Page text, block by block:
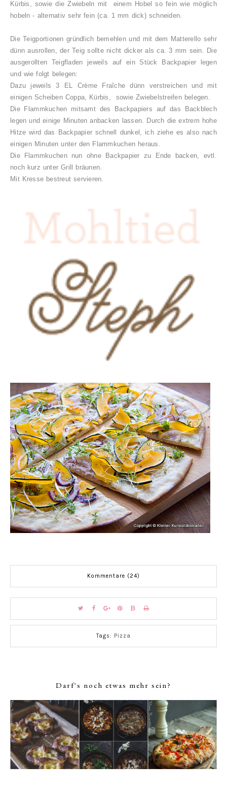
Kürbis, sowie die Zwiebeln mit einem Hobel so fein wie möglich
hobeln - alternativ sehr fein (ca. 1 mm dick) schneiden.
Die Teigportionen gründlich bemehlen und mit dem Matterello sehr
dünn ausrollen, der Teig sollte nicht dicker als ca. 3 mm sein. Die
ausgerollten Teigfladen jeweils auf ein Stück Backpapier legen
und wie folgt belegen:
Dazu jeweils 3 EL Crème Fraîche dünn verstreichen und mit
einigen Scheiben Coppa, Kürbis, sowie Zwiebelstreifen belegen.
Die Flammkuchen mitsamt des Backpapiers auf das Backblech
legen und einige Minuten anbacken lassen. Durch die extrem hohe
Hitze wird das Backpapier schnell dunkel, ich ziehe es also nach
einigen Minuten unter den Flammkuchen heraus.
Die Flammkuchen nun ohne Backpapier zu Ende backen, evtl.
noch kurz unter Grill bräunen.
Mit Kresse bestreut servieren.
Kommentare (24)
Tags: Pizza
Darf's noch etwas mehr sein?